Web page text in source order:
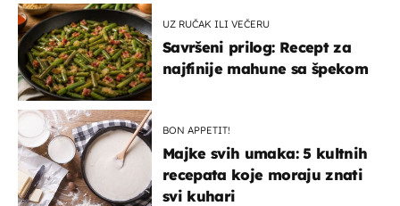
UZ RUČAK ILI VEČERU
Savršeni prilog: Recept za
najfinije mahune sa špekom
BON APPETIT!
Majke svih umaka: 5 kultnih
recepata koje moraju znati
svi kuhari